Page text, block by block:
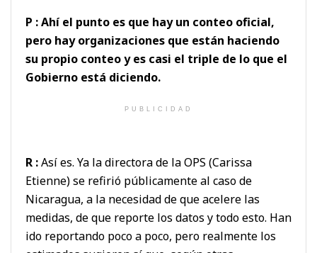
P : Ahí el punto es que hay un conteo oficial,
pero hay organizaciones que están haciendo
su propio conteo y es casi el triple de lo que el
Gobierno está diciendo.
PUBLICIDAD
R :Así es. Ya la directora de la OPS (Carissa
Etienne) se refirió públicamente al caso de
Nicaragua, a la necesidad de que acelere las
medidas, de que reporte los datos y todo esto. Han
ido reportando poco a poco, pero realmente los